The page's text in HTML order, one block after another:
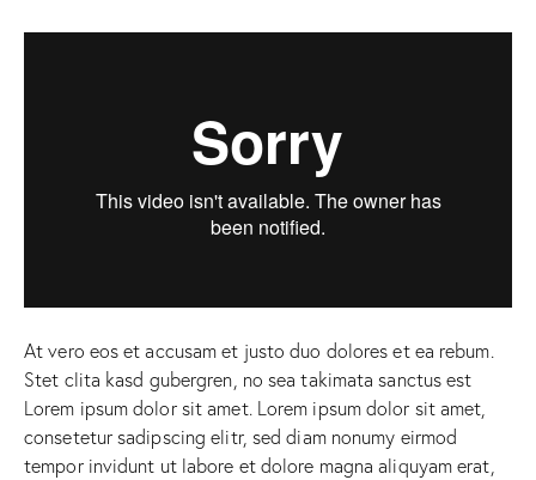
At vero eos et accusam et justo duo dolores et ea rebum.
Stet clita kasd gubergren, no sea takimata sanctus est
Lorem ipsum dolor sit amet. Lorem ipsum dolor sit amet,
consetetur sadipscing elitr, sed diam nonumy eirmod
tempor invidunt ut labore et dolore magna aliquyam erat,